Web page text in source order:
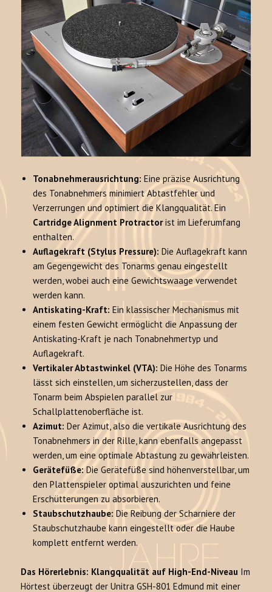
Tonabnehmerausrichtung: Eine präzise Ausrichtung
des Tonabnehmers minimiert Abtastfehler und
Verzerrungen und optimiert die Klangqualität. Ein
Cartridge Alignment Protractorist im Lieferumfang
enthalten.
Auflagekraft (Stylus Pressure): Die Auflagekraft kann
am Gegengewicht des Tonarms genau eingestellt
werden, wobei auch eine Gewichtswaage verwendet
werden kann.
Antiskating-Kraft: Ein klassischer Mechanismus mit
einem festen Gewicht ermöglicht die Anpassung der
Antiskating-Kraft je nach Tonabnehmertyp und
Auflagekraft.
Vertikaler Abtastwinkel (VTA): Die Höhe des Tonarms
lässt sich einstellen, um sicherzustellen, dass der
Tonarm beim Abspielen parallel zur
Schallplattenoberfläche ist.
Azimut: Der Azimut, also die vertikale Ausrichtung des
Tonabnehmers in der Rille, kann ebenfalls angepasst
werden, um eine optimale Abtastung zu gewährleisten.
Gerätefüße:Die Gerätefüße sind höhenverstellbar, um
den Plattenspieler optimal auszurichten und feine
Erschütterungen zu absorbieren.
Staubschutzhaube: Die Reibung der Scharniere der
Staubschutzhaube kann eingestellt oder die Haube
komplett entfernt werden.
Das Hörerlebnis: Klangqualität auf High-End-Niveau Im
Hörtest überzeugt der Unitra GSH-801 Edmund mit einer